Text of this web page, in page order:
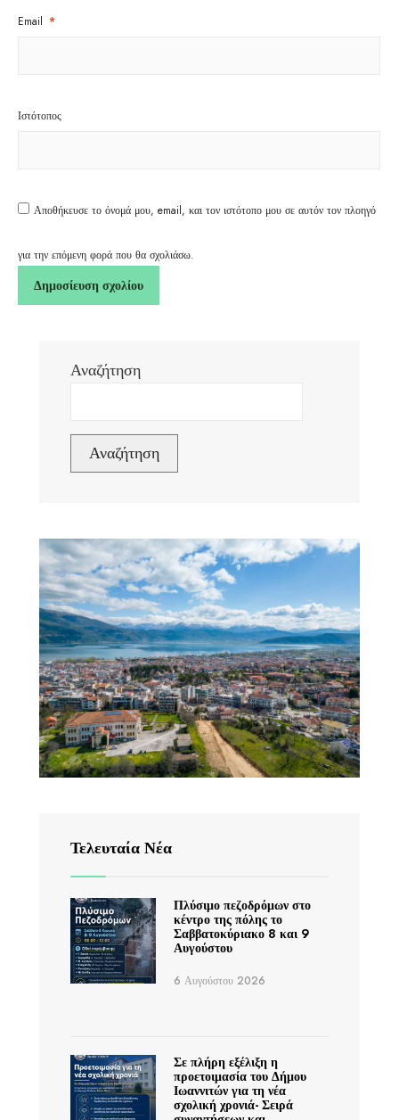
Email *
Ιστότοπος
Αποθήκευσε το όνομά μου, email, και τον ιστότοπο μου σε αυτόν τον πλοηγό
για την επόμενη φορά που θα σχολιάσω.
Αναζήτηση
Αναζήτηση
Τελευταία Νέα
Πλύσιμο πεζοδρόμων στο
κέντρο της πόλης το
Σαββατοκύριακο 8 και 9
Αυγούστου
6 Αυγούστου 2026
Σε πλήρη εξέλιξη η
προετοιμασία του Δήμου
Ιωαννιτών για τη νέα
σχολική χρονιά- Σειρά